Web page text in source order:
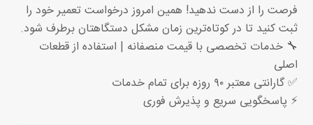
فرصت را از دست ندهید! همین امروز درخواست تعمیر خود را
ثبت کنید تا در کوتاه‌ترین زمان مشکل دستگاهتان برطرف شود.
🔧 خدمات تخصصی با قیمت منصفانه | استفاده از قطعات
اصلی
✅ گارانتی معتبر ۹۰ روزه برای تمام خدمات
⚡ پاسخگویی سریع و پذیرش فوری